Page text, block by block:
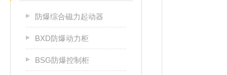
防爆综合磁力起动器
BXD防爆动力柜
BSG防爆控制柜